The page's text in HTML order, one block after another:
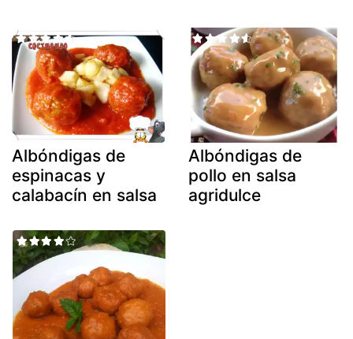
Albóndigas de
espinacas y
calabacín en salsa
Albóndigas de
pollo en salsa
agridulce